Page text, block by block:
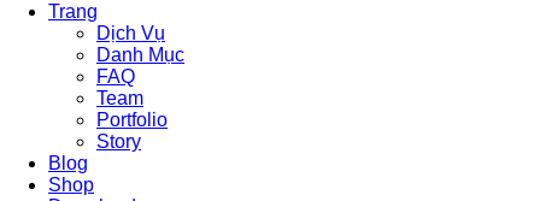
Trang
Dịch Vụ
Danh Mục
FAQ
Team
Portfolio
Story
Blog
Shop